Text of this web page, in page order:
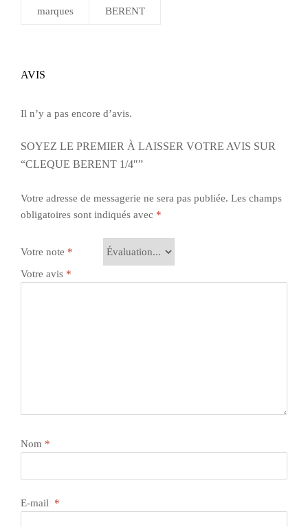
marques BERENT
AVIS
Il n’y a pas encore d’avis.
SOYEZ LE PREMIER À LAISSER VOTRE AVIS SUR
“CLEQUE BERENT 1/4″”
Votre adresse de messagerie ne sera pas publiée. Les champs
obligatoires sont indiqués avec *
Votre note *
Votre avis *
Nom *
E-mail *